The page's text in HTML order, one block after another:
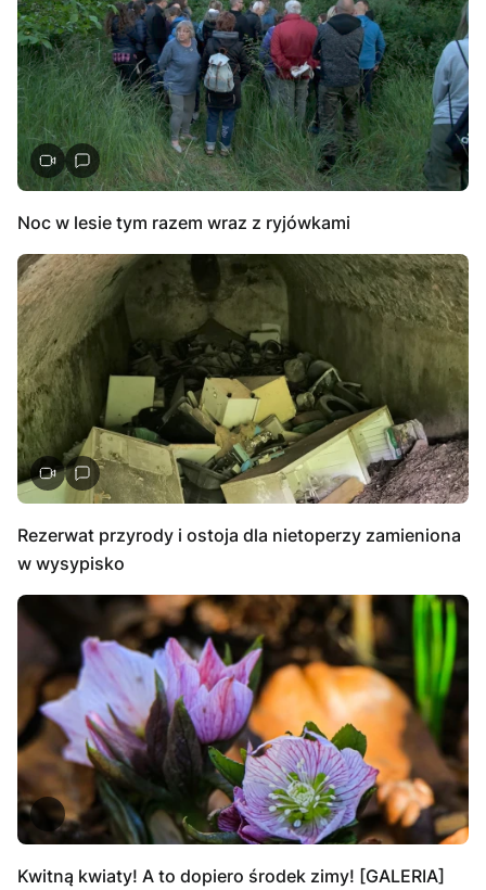
Noc w lesie tym razem wraz z ryjówkami
Rezerwat przyrody i ostoja dla nietoperzy zamieniona
w wysypisko
Kwitną kwiaty! A to dopiero środek zimy! [GALERIA]